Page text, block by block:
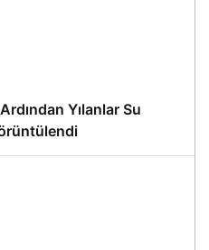
Yılanlar Su